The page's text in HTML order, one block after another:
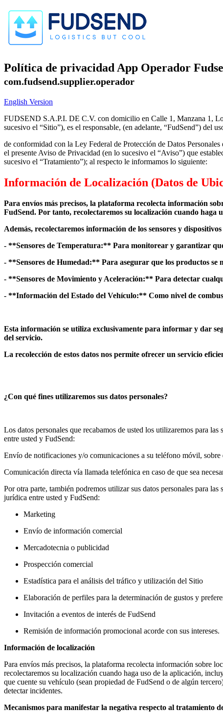
Política de privacidad App Operador
com.fudsend.supplier.operador
English Version
FUDSEND S.A.P.I. DE C.V. con domicilio en Calle 1, Manzana 1,
sucesivo el “Sitio”), es el responsable, (en adelante, “FudSend”) del
de conformidad con la Ley Federal de Protección de Datos
el presente Aviso de Privacidad (en lo sucesivo el “Aviso”) que
sucesivo el “Tratamiento”); al respecto le informamos lo siguiente:
Información de Localización (Datos de
Para envíos más precisos, la plataforma recolecta información
FudSend. Por tanto, recolectaremos su localización cuando haga
Además, recolectaremos información de los sensores y
- **Sensores de Temperatura:** Para monitorear y garantizar
- **Sensores de Humedad:** Para asegurar que los productos se
- **Sensores de Movimiento y Aceleración:** Para detectar
- **Información del Estado del Vehículo:** Como nivel de
Esta información se utiliza exclusivamente para informar y dar
del servicio.
La recolección de estos datos nos permite ofrecer un servicio
¿Con qué fines utilizaremos sus datos personales?
Los datos personales que recabamos de usted los utilizaremos para
entre usted y FudSend:
Envío de notificaciones y/o comunicaciones a su teléfono móvil,
Comunicación directa vía llamada telefónica en caso de que sea
Por otra parte, también podremos utilizar sus datos personales para
jurídica entre usted y FudSend:
Marketing
Envío de información comercial
Mercadotecnia o publicidad
Prospección comercial
Estadística para el análisis del tráfico y utilización del Sitio
Elaboración de perfiles para la determinación de gustos y
Invitación a eventos de interés de FudSend
Remisión de información promocional acorde con sus intereses.
Información de localización
Para envíos más precisos, la plataforma recolecta información sobre
recolectaremos su localización cuando haga uso de la aplicación,
que cuente su vehículo (sean propiedad de FudSend o de algún
detectar incidentes.
Mecanismos para manifestar la negativa respecto al tratamiento